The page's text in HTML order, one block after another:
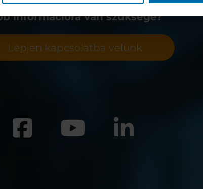
információra van szüksége?
Lépjen kapcsolatba velünk